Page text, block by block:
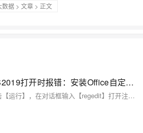
数据 > 文章 > 正文
23【办公软件】WPS2019打开时报错：安装Office自定义项，安装期间出错
左下角【开始】按钮，点击【运行】，在对话框输入【regedit】打开注册表